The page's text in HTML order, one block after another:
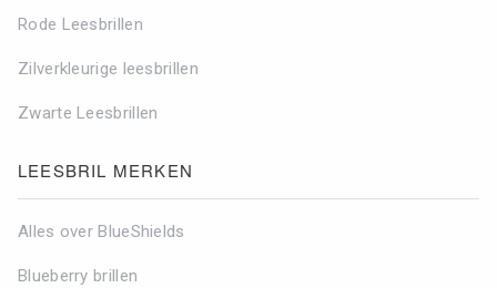
Rode Leesbrillen
Zilverkleurige leesbrillen
Zwarte Leesbrillen
LEESBRIL MERKEN
Alles over BlueShields
Blueberry brillen